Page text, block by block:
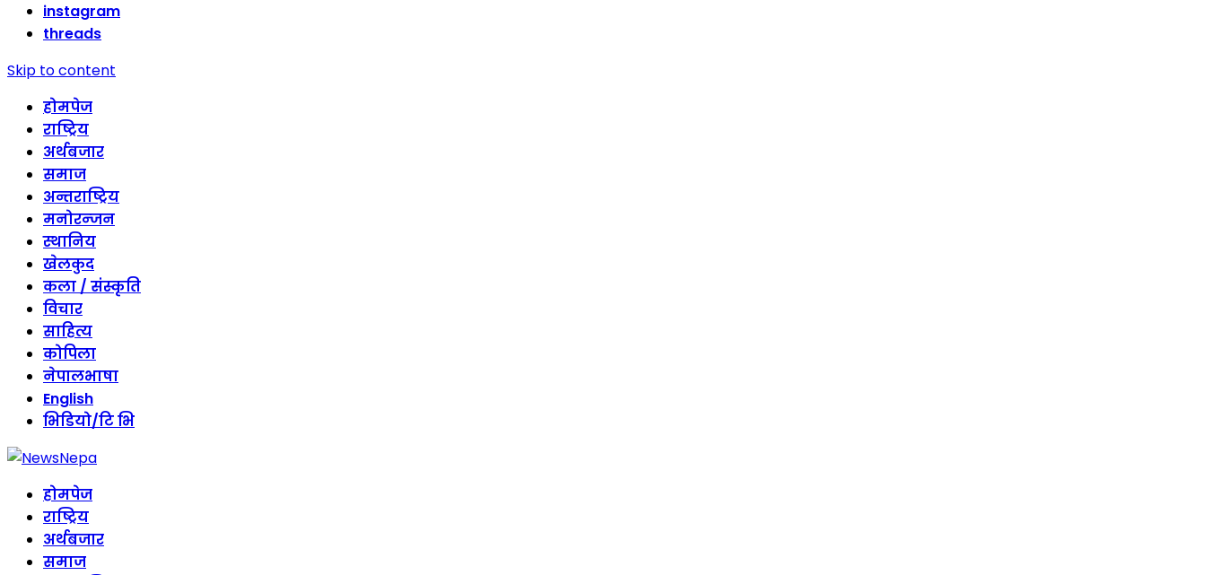
instagram
threads
Skip to content
होमपेज
राष्ट्रिय
अर्थबजार
समाज
अन्तराष्ट्रिय
मनोरन्जन
स्थानिय
खेलकुद
कला / संस्कृति
विचार
साहित्य
कोपिला
नेपालभाषा
English
भिडियो/टि भि
होमपेज
राष्ट्रिय
अर्थबजार
समाज